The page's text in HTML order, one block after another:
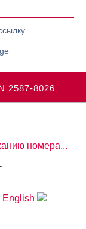
2587-8026
номера...
English